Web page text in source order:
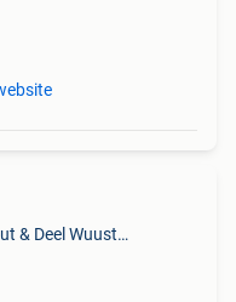
Kalmthout & Deel Wuustwezel